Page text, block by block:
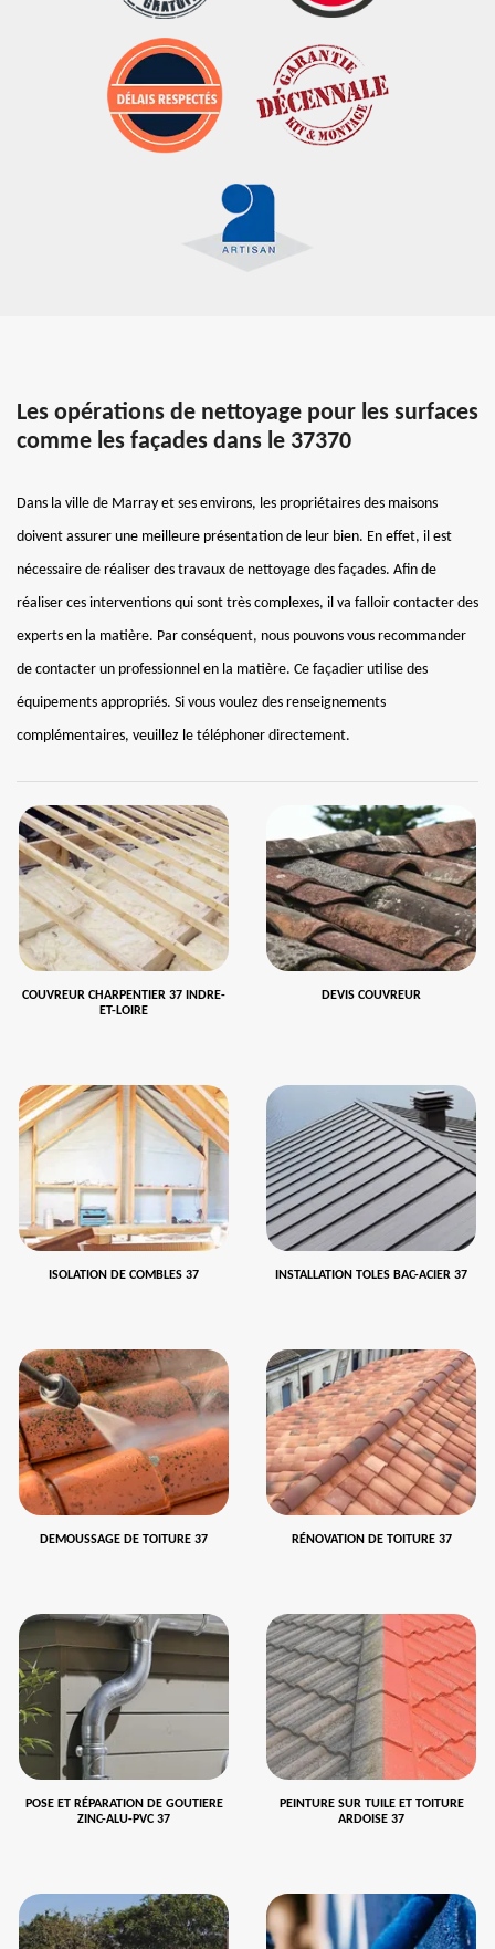
Les opérations de nettoyage pour les surfaces
comme les façades dans le 37370
Dans la ville de Marray et ses environs, les propriétaires des maisons
doivent assurer une meilleure présentation de leur bien. En effet, il est
nécessaire de réaliser des travaux de nettoyage des façades. Afin de
réaliser ces interventions qui sont très complexes, il va falloir contacter des
experts en la matière. Par conséquent, nous pouvons vous recommander
de contacter un professionnel en la matière. Ce façadier utilise des
équipements appropriés. Si vous voulez des renseignements
complémentaires, veuillez le téléphoner directement.
COUVREUR CHARPENTIER 37 INDRE-
ET-LOIRE
DEVIS COUVREUR
ISOLATION DE COMBLES 37 INSTALLATION TOLES BAC-ACIER 37
DEMOUSSAGE DE TOITURE 37 RÉNOVATION DE TOITURE 37
POSE ET RÉPARATION DE GOUTIERE
ZINC-ALU-PVC 37
PEINTURE SUR TUILE ET TOITURE
ARDOISE 37